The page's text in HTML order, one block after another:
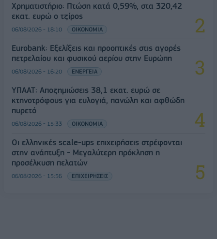
Χρηματιστήριο: Πτώση κατά 0,59%, στα 320,42
εκατ. ευρώ ο τζίρος
06/08/2026 - 18:10 ΟΙΚΟΝΟΜΙΑ
Eurobank: Εξελίξεις και προοπτικές στις αγορές
πετρελαίου και φυσικού αερίου στην Ευρώπη
06/08/2026 - 16:20 ΕΝΕΡΓΕΙΑ
ΥΠΑΑΤ: Αποζημιώσεις 38,1 εκατ. ευρώ σε
κτηνοτρόφους για ευλογιά, πανώλη και αφθώδη
πυρετό
06/08/2026 - 15:33 ΟΙΚΟΝΟΜΙΑ
Οι ελληνικές scale-ups επιχειρήσεις στρέφονται
στην ανάπτυξη - Μεγαλύτερη πρόκληση η
προσέλκυση πελατών
06/08/2026 - 15:56 ΕΠΙΧΕΙΡΗΣΕΙΣ